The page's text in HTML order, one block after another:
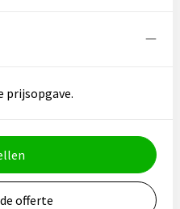
prijsopgave.
offerte